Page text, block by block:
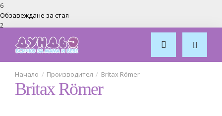
6
Обзавеждане за стая
2
Производител Britax Römer
Britax Römer